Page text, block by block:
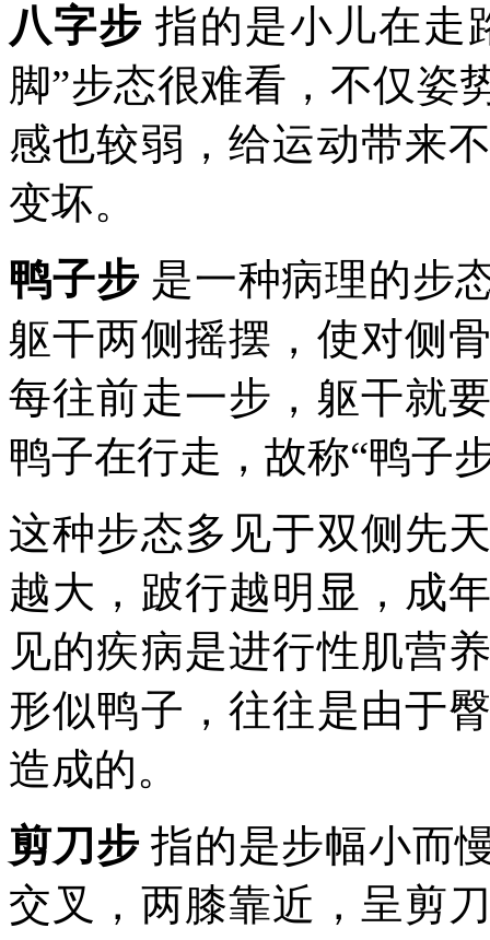
八字步 指的是小儿在走
脚”步态很难看，不仅姿
感也较弱，给运动带来
变坏。
鸭子步 是一种病理的步
躯干两侧摇摆，使对侧
每往前走一步，躯干就
鸭子在行走，故称“鸭子
这种步态多见于双侧先
越大，跛行越明显，成
见的疾病是进行性肌营
形似鸭子，往往是由于
造成的。
剪刀步 指的是步幅小而
交叉，两膝靠近，呈剪